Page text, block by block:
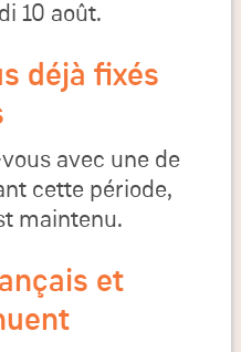
10 août.
déjà fixés
avec une de
cette période,
maintenu.
et